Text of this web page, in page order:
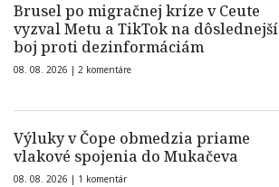
Brusel po migračnej kríze v Ceute
vyzval Metu a TikTok na dôslednejší
boj proti dezinformáciám
08. 08. 2026 | 2 komentáre
Výluky v Čope obmedzia priame
vlakové spojenia do Mukačeva
08. 08. 2026 | 1 komentár